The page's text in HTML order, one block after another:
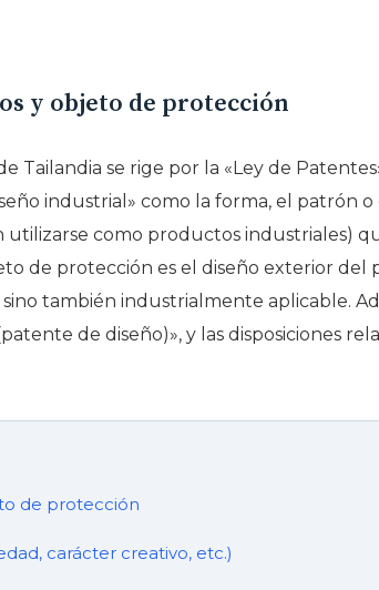
y objeto de protección
Tailandia se rige por la «Ley de
industrial» como la forma, el patrón
como productos industriales)
de protección es el diseño exterior
también industrialmente aplicable.
de diseño)», y las disposiciones
de protección
carácter creativo, etc.)